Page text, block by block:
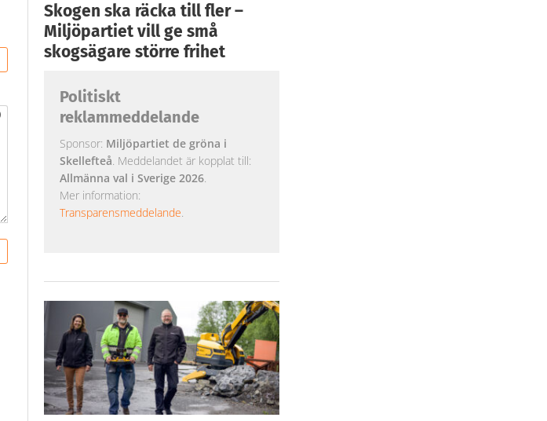
Skogen ska räcka till fler –
Miljöpartiet vill ge små
skogsägare större frihet
Politiskt
reklammeddelande
Sponsor: Miljöpartiet de gröna i
Skellefteå. Meddelandet är kopplat till:
Allmänna val i Sverige 2026.
Mer information:
Transparensmeddelande.